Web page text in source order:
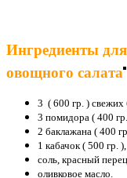
Ингредиенты
овощного салата
3 ( 600 гр. ) свежих
3 помидора ( 400
2 баклажана ( 400
1 кабачок ( 500 гр. ),
соль, красный
оливковое масло.